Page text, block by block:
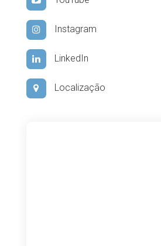
Instagram
LinkedIn
Localização